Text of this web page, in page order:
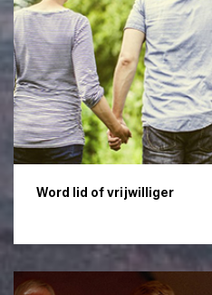
Word lid of vrijwilliger